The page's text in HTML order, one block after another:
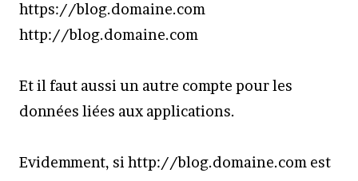
https://blog.domaine.com
http://blog.domaine.com
Et il faut aussi un autre compte pour les
données liées aux applications.
Evidemment, si http://blog.domaine.com est